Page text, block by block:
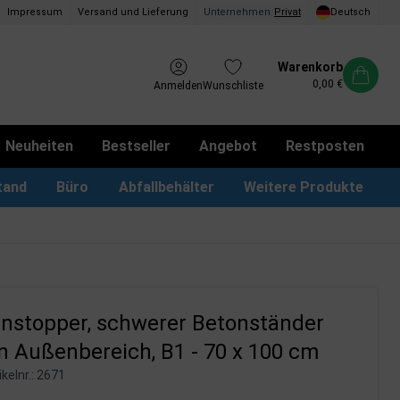
Impressum Versand und Lieferung Unternehmen Privat Deutsch
AnmeldenWunschliste
Warenkorb
0,00 €
Neuheiten Bestseller Angebot Restposten
Büro Abfallbehälter Weitere Produkte
schwerer Betonständer
Außenbereich, B1 - 70 x 100 cm
2671